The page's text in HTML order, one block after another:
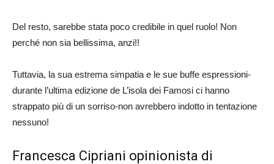
Del resto, sarebbe stata poco credibile in quel ruolo! Non
perché non sia bellissima, anzi!!
Tuttavia, la sua estrema simpatia e le sue buffe espressioni-
durante l’ultima edizione de L’isola dei Famosi ci hanno
strappato più di un sorriso-non avrebbero indotto in tentazione
nessuno!
Francesca Cipriani opinionista di